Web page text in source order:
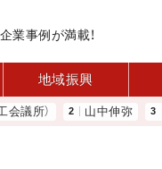
業事例が満載！
地域振興
） 山中伸弥 河